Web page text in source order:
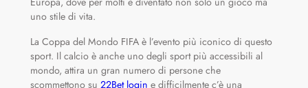
uno stile di vita.
La Coppa del Mondo FIFA è l’evento più iconico di questo
sport. Il calcio è anche uno degli sport più accessibili al
mondo, attira un gran numero di persone che
scommettono su 22Bet login e difficilmente c’è una